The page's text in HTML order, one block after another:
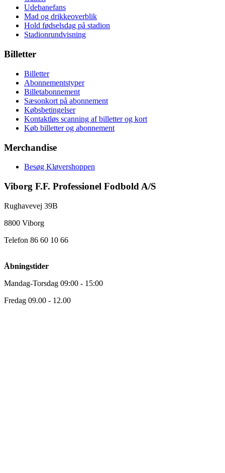
Udebanefans
Mad og drikkeoverblik
Hold fødselsdag på stadion
Stadionrundvisning
Billetter
Billetter
Abonnementstyper
Billetabonnement
Sæsonkort på abonnement
Købsbetingelser
Kontaktløs scanning af billetter og kort
Køb billetter og abonnement
Merchandise
Besøg Kløvershoppen
Viborg F.F. Professionel Fodbold A/S
Rughavevej 39B
8800 Viborg
Telefon 86 60 10 66
Åbningstider
Mandag-Torsdag 09:00 - 15:00
Fredag 09.00 - 12.00